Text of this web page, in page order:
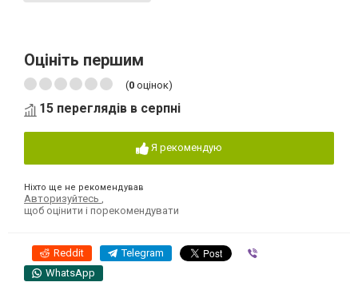
Оцініть першим
(0 оцінок)
15 переглядів в серпні
Я рекомендую
Ніхто ще не рекомендував
Авторизуйтесь
щоб оцінити і порекомендувати
Reddit Telegram
WhatsApp